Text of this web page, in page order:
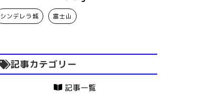
シンデレラ城 富士山
記事カテゴリー
記事一覧